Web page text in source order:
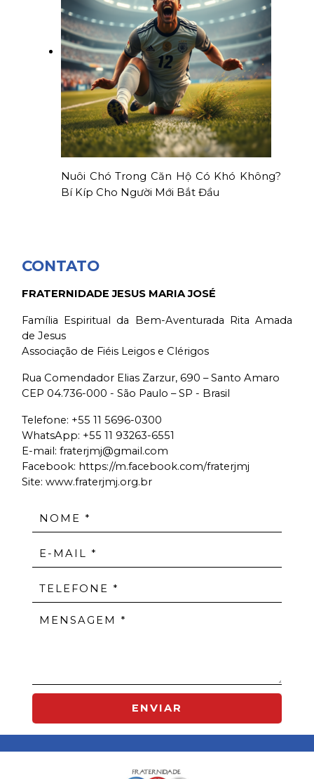
Nuôi Chó Trong Căn Hộ Có Khó Không?
Bí Kíp Cho Người Mới Bắt Đầu
CONTATO
FRATERNIDADE JESUS MARIA JOSÉ
Família Espiritual da Bem-Aventurada Rita Amada
de Jesus
Associação de Fiéis Leigos e Clérigos
Rua Comendador Elias Zarzur, 690 – Santo Amaro
CEP 04.736-000 - São Paulo – SP - Brasil
Telefone: +55 11 5696-0300
WhatsApp: +55 11 93263-6551
E-mail: fraterjmj@gmail.com
Facebook: https://m.facebook.com/fraterjmj
Site: www.fraterjmj.org.br
ENVIAR